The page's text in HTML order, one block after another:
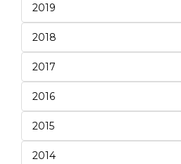
2019
2018
2017
2016
2015
2014